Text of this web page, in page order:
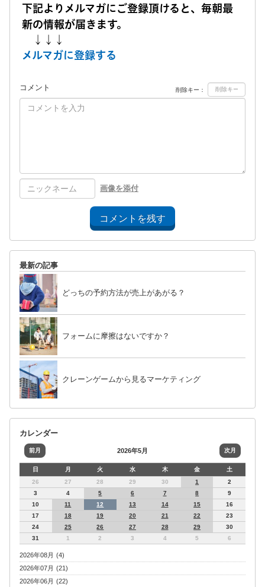
下記よりメルマガにご登録頂けると、毎朝最
新の情報が届きます。
↓↓↓
メルマガに登録する
コメント 削除キー：
画像を添付
コメントを残す
最新の記事
どっちの予約方法が売上があがる？
フォームに摩擦はないですか？
クレーンゲームから見るマーケティング
カレンダー
前月 2026年5月 次月
日 月 火 水 木 金
土
26
27 28 29 30 1
2
3
4 5 6 7 8
9
10
11 12 13 14 15
16
17
18 19 20 21 22
23
24
25 26 27 28 29
30
31
1 2 3 4 5 6
2026年08月 (4)
2026年07月 (21)
2026年06月 (22)